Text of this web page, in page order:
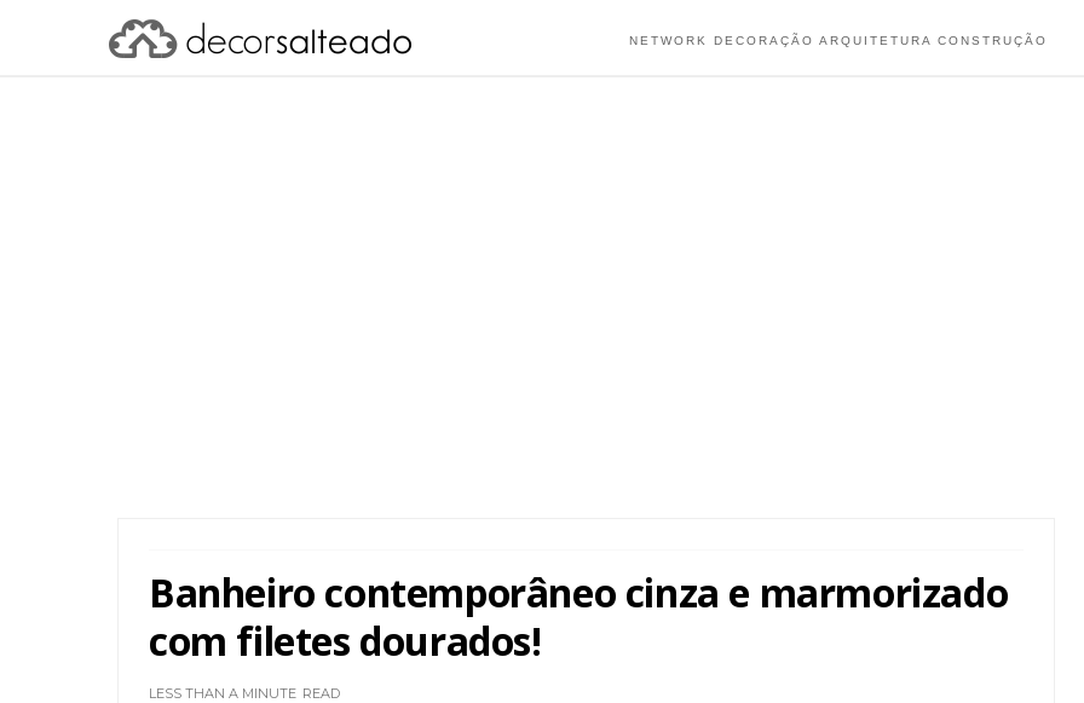
NETWORK DECORAÇÃO ARQUITETURA CONSTRUÇÃO
Banheiro contemporâneo cinza e marmorizado
com filetes dourados!
LESS THAN A MINUTE READ